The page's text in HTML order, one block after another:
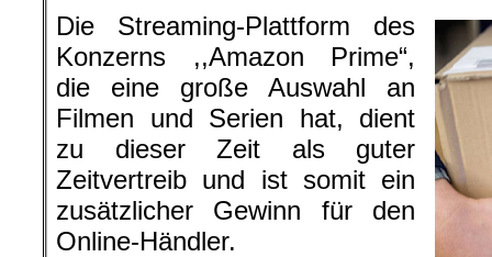
Die Streaming-Plattform des
Konzerns ,,Amazon Prime“,
die eine große Auswahl an
Filmen und Serien hat, dient
zu dieser Zeit als guter
Zeitvertreib und ist somit ein
zusätzlicher Gewinn für den
Online-Händler.